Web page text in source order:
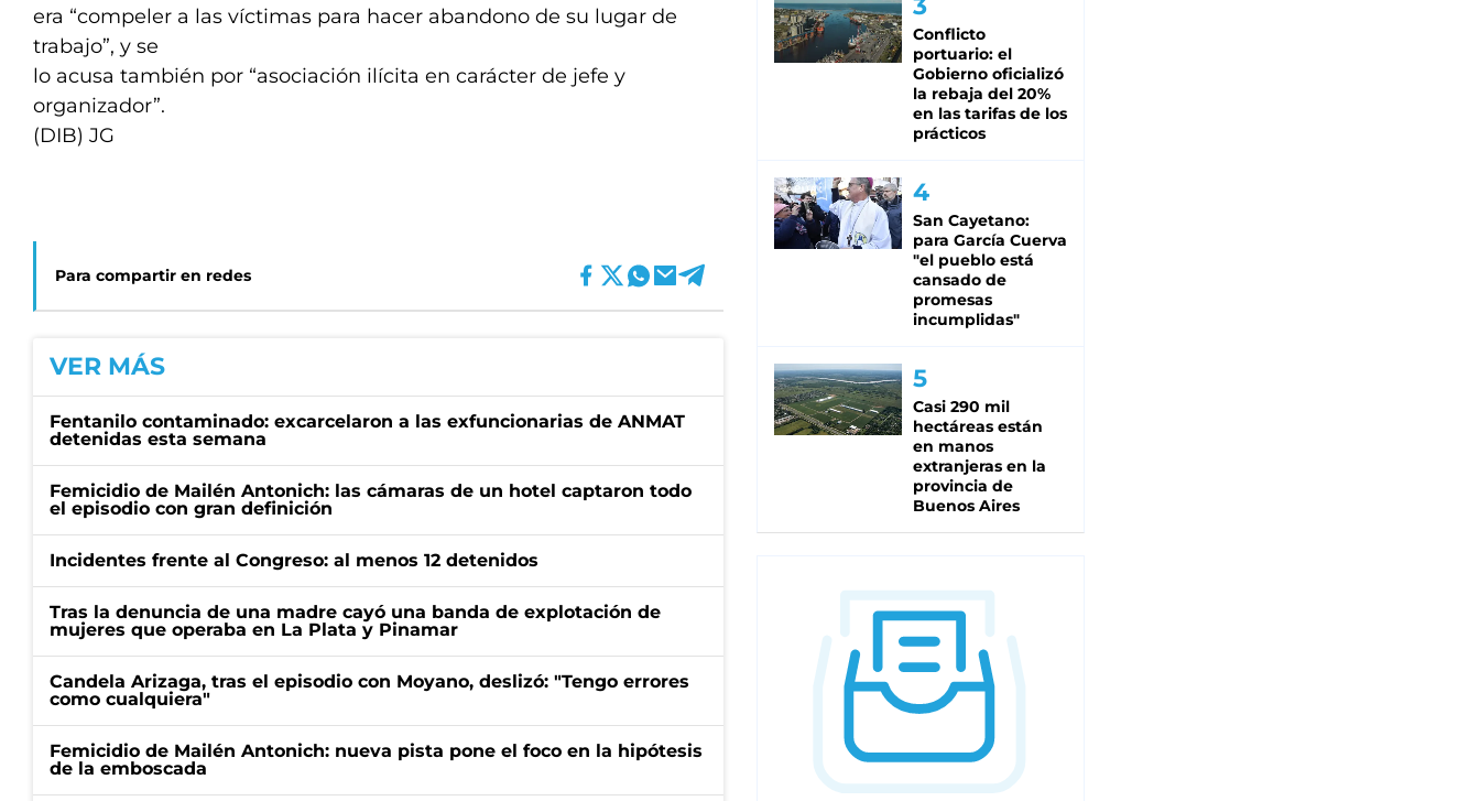
era “compeler a las víctimas para hacer abandono de su lugar de
trabajo”, y se
lo acusa también por “asociación ilícita en carácter de jefe y
organizador”.
(DIB) JG
Para compartir en redes
VER MÁS
Fentanilo contaminado: excarcelaron a las exfuncionarias de ANMAT
detenidas esta semana
Femicidio de Mailén Antonich: las cámaras de un hotel captaron todo
el episodio con gran definición
Incidentes frente al Congreso: al menos 12 detenidos
Tras la denuncia de una madre cayó una banda de explotación de
mujeres que operaba en La Plata y Pinamar
Candela Arizaga, tras el episodio con Moyano, deslizó: "Tengo errores
como cualquiera"
Femicidio de Mailén Antonich: nueva pista pone el foco en la hipótesis
de la emboscada
Conflicto
portuario: el
Gobierno oficializó
la rebaja del 20%
en las tarifas de los
prácticos
San Cayetano:
para García Cuerva
"el pueblo está
cansado de
promesas
incumplidas"
Casi 290 mil
hectáreas están
en manos
extranjeras en la
provincia de
Buenos Aires